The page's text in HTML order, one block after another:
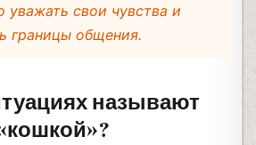
уважать свои чувства и
границы общения.
называют